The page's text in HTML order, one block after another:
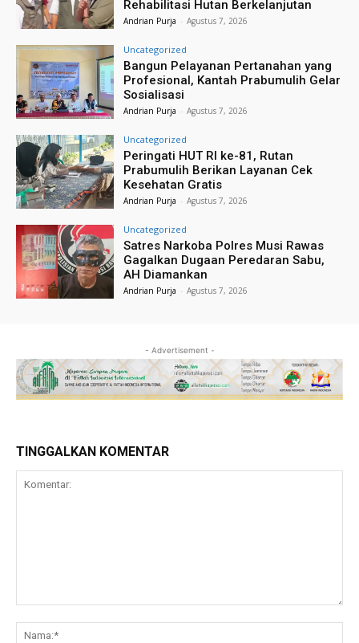
Rehabilitasi Hutan Berkelanjutan
Andrian Purja - Agustus 7, 2026
Uncategorized
Bangun Pelayanan Pertanahan yang
Profesional, Kantah Prabumulih Gelar
Sosialisasi
Andrian Purja - Agustus 7, 2026
Uncategorized
Peringati HUT RI ke-81, Rutan
Prabumulih Berikan Layanan Cek
Kesehatan Gratis
Andrian Purja - Agustus 7, 2026
Uncategorized
Satres Narkoba Polres Musi Rawas
Gagalkan Dugaan Peredaran Sabu,
AH Diamankan
Andrian Purja - Agustus 7, 2026
- Advertisement -
TINGGALKAN KOMENTAR